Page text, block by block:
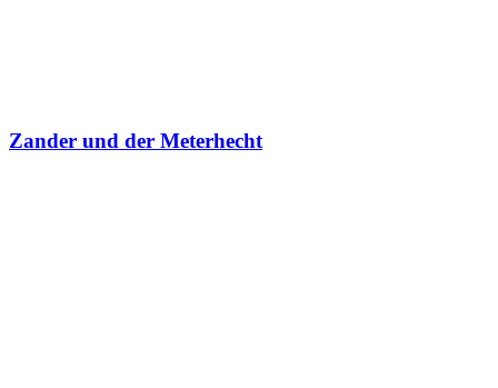
Zander und der Meterhecht